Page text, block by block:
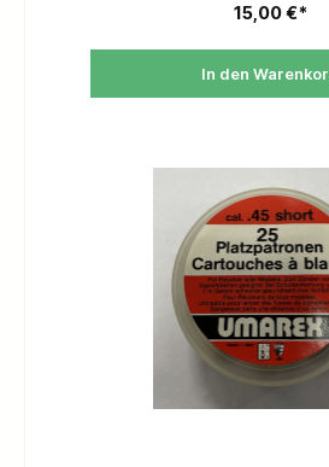
15,00 €*
In den